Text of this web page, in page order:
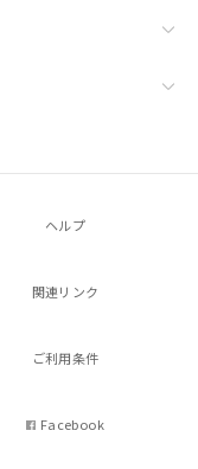
ヘルプ
関連リンク
ご利用条件
Facebook